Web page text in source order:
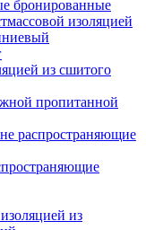
бронированные
изоляцией
из сшитого
пропитанной
распространяющие
из